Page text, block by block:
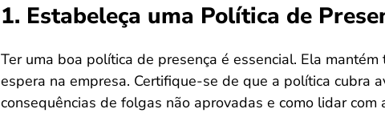
1. Estabeleça uma Política de
Ter uma boa política de presença é essencial. Ela
espera na empresa. Certifique-se de que a política cubra
consequências de folgas não aprovadas e como lidar com